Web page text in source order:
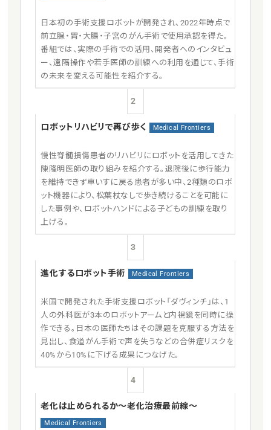
日本初の手術支援ロボットが開発され、2022年時点で
前立腺・胃・大腸・子宮のがん手術で使用承認を得た。
番組では、実際の手術での活用、開発者へのインタビュ
ー、遠隔操作や若手医師の訓練への利用を通じて、手術
の未来を変える可能性を紹介する。
2
ロボットリハビリで再び歩く Medical Frontiers
慢性脊髄損傷患者のリハビリにロボットを活用してきた
陳隆明医師の取り組みを紹介する。退院後に歩行能力
を維持できず車いすに戻る患者が多い中、2種類のロボ
ット機器により、松葉杖なしで歩き続けることを可能に
した事例や、ロボットハンドによる子どもの訓練を取り
上げる。
3
進化するロボット手術 Medical Frontiers
米国で開発された手術支援ロボット「ダヴィンチ」は、1
人の外科医が3本のロボットアームと内視鏡を同時に操
作できる。日本の医師たちはその課題を克服する方法を
見出し、食道がん手術で声を失うなどの合併症リスクを
40%から10%に下げる成果につなげた。
4
老化は止められるか〜老化治療最前線〜
Medical Frontiers